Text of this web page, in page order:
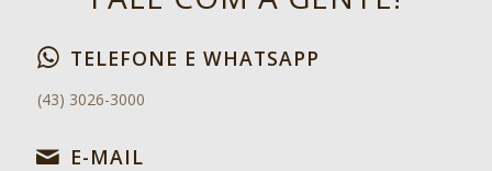
TELEFONE E WHATSAPP
(43) 3026-3000
E-MAIL